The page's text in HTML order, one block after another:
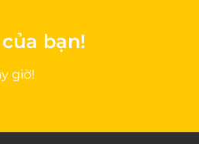
bạn!
giờ!